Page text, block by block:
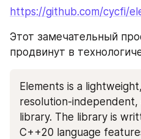
https://github.com/cycfi/
Этот замечательный
продвинут в
Elements is a
resolution-independent,
library. The library is
C++20 language